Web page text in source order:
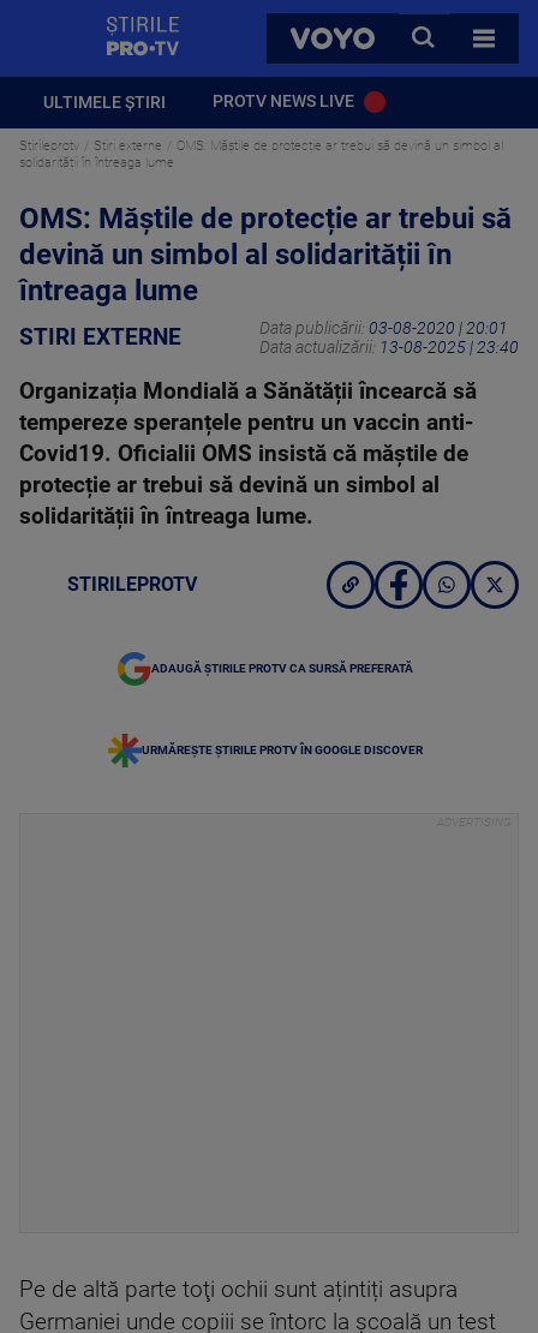
VOYO
CAUTA
TOATE
ULTIMELE ȘTIRI PROTV NEWS LIVE
Stirileprotv Stiri externe
OMS: Măștile de protecție ar trebui să devină un simbol al
solidarității în întreaga lume
OMS: Măștile de protecție ar trebui să
devină un simbol al solidarității în
întreaga lume
STIRI EXTERNE Data publicării: 03-08-2020 | 20:01
Data actualizării: 13-08-2025 | 23:40
Organizația Mondială a Sănătății încearcă să
tempereze speranțele pentru un vaccin anti-
Covid19. Oficialii OMS insistă că măștile de
protecție ar trebui să devină un simbol al
solidarității în întreaga lume.
STIRILEPROTV
ADAUGĂ ȘTIRILE PROTV CA SURSĂ PREFERATĂ
URMĂREȘTE ȘTIRILE PROTV ÎN GOOGLE DISCOVER
Pe de altă parte toţi ochii sunt ațintiți asupra
Germaniei unde copiii se întorc la școală un test